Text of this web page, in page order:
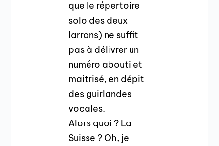
que le répertoire
solo des deux
larrons) ne suffit
pas à délivrer un
numéro abouti et
maitrisé, en dépit
des guirlandes
vocales.
Alors quoi ? La
Suisse ? Oh, je